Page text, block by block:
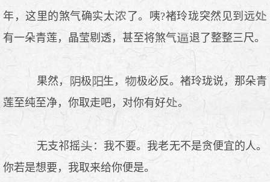
年，这里的煞气确实太
了。咦?褚玲珑突然见到远
有一朵青莲，晶莹剔透，甚至将煞气
退了整整三尺。
果然， 极 生，
极必反。褚玲珑说，那朵青
莲至纯至净，你取走吧，对你有好
。
无支祁摇
：我不要。我老无不是贪便宜的人。
你若是想要，我取来给你便是。